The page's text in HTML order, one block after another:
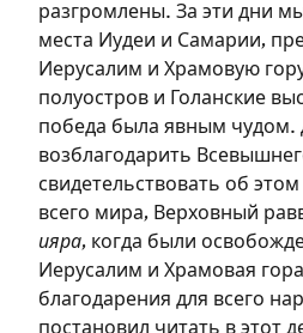
разгромлены. За эти дни
места Иудеи и Самарии,
Иерусалим и Храмовую
полуостров и Голанские
победа была явным чудом.
возблагодарить
свидетельствовать об
всего мира, Верховный
ияра, когда были
Иерусалим и Храмовая
благодарения для всего
постановил читать в этот
на сайте